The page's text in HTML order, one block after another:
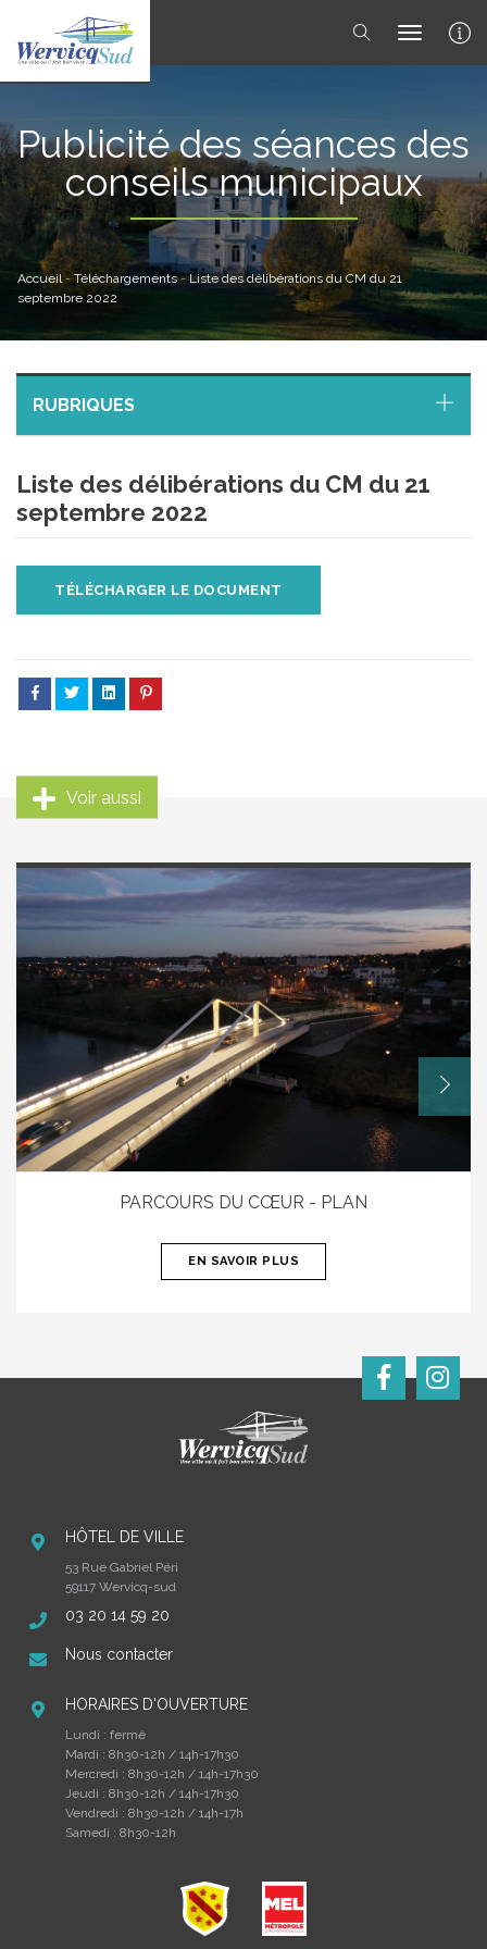
toggle
Publicité des séances des
conseils municipaux
Accueil - Téléchargements - Liste des délibérations du CM du 21
septembre 2022
Liste des délibérations du CM du 21
septembre 2022
TÉLÉCHARGER LE DOCUMENT
RUBRIQUES
Voir aussi
PARCOURS DU CŒUR - PLAN
EN SAVOIR PLUS
HÔTEL DE VILLE
53 Rue Gabriel Péri
59117 Wervicq-sud
03 20 14 59 20
Nous contacter
HORAIRES D'OUVERTURE
Lundi : fermé
Mardi : 8h30-12h / 14h-17h30
Mercredi : 8h30-12h / 14h-17h30
Jeudi : 8h30-12h / 14h-17h30
Vendredi : 8h30-12h / 14h-17h
Samedi : 8h30-12h